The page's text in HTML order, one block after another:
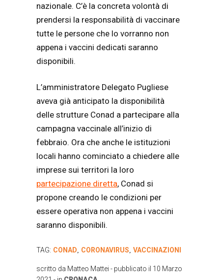
nazionale. C’è la concreta volontà di
prendersi la responsabilità di vaccinare
tutte le persone che lo vorranno non
appena i vaccini dedicati saranno
disponibili.
L’amministratore Delegato Pugliese
aveva già anticipato la disponibilità
delle strutture Conad a partecipare alla
campagna vaccinale all’inizio di
febbraio. Ora che anche le istituzioni
locali hanno cominciato a chiedere alle
imprese sui territori la loro
partecipazione diretta, Conad si
propone creando le condizioni per
essere operativa non appena i vaccini
saranno disponibili.
TAG: CONAD CORONAVIRUS VACCINAZIONI
scritto da Matteo Mattei - pubblicato il 10 Marzo